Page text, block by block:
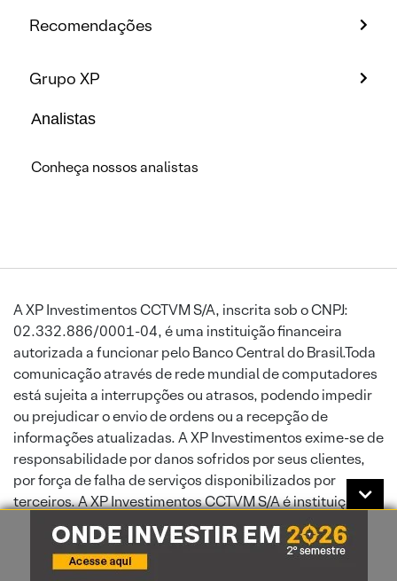
Recomendações
Grupo XP
Analistas
Conheça nossos analistas
A XP Investimentos CCTVM S/A, inscrita sob o CNPJ:
02.332.886/0001-04, é uma instituição financeira
autorizada a funcionar pelo Banco Central do Brasil.Toda
comunicação através de rede mundial de computadores
está sujeita a interrupções ou atrasos, podendo impedir
ou prejudicar o envio de ordens ou a recepção de
informações atualizadas. A XP Investimentos exime-se de
responsabilidade por danos sofridos por seus clientes,
por força de falha de serviços disponibilizados por
terceiros. A XP Investimentos CCTVM S/A é instituição
autorizada a funcionar pelo Banco Central do Brasil.